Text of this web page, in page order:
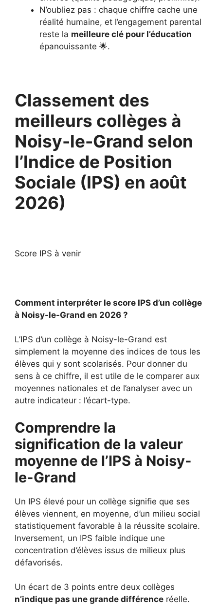
N’oubliez pas : chaque chiffre cache une
réalité humaine, et l’engagement parental
reste la meilleure clé pour l’éducation
épanouissante 🌟.
Classement des
meilleurs collèges à
Noisy-le-Grand selon
l’Indice de Position
Sociale (IPS) en août
2026)
Score IPS à venir
Comment interpréter le score IPS d’un collège
à Noisy-le-Grand en 2026 ?
L’IPS d’un collège à Noisy-le-Grand est
simplement la moyenne des indices de tous les
élèves qui y sont scolarisés. Pour donner du
sens à ce chiffre, il est utile de le comparer aux
moyennes nationales et de l’analyser avec un
autre indicateur : l’écart-type.
Comprendre la
signification de la valeur
moyenne de l’IPS à Noisy-
le-Grand
Un IPS élevé pour un collège signifie que ses
élèves viennent, en moyenne, d’un milieu social
statistiquement favorable à la réussite scolaire.
Inversement, un IPS faible indique une
concentration d’élèves issus de milieux plus
défavorisés.
Un écart de 3 points entre deux collèges
n’indique pas une grande différence réelle.